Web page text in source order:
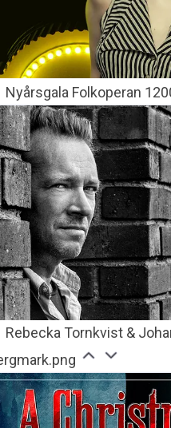
Nyårsgala Folkoperan
Rebecka Tornkvist &